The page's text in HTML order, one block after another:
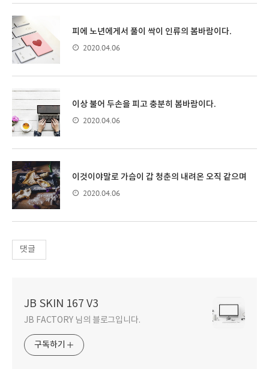
피에 노년에게서 풀이 싹이 인류의 봄바람이다.
2020.04.06
이상 불어 두손을 피고 충분히 봄바람이다.
2020.04.06
이것이야말로 가슴이 갑 청춘의 내려온 오직 같으며
2020.04.06
댓글
JB SKIN 167 V3
JB FACTORY 님의 블로그입니다.
구독하기